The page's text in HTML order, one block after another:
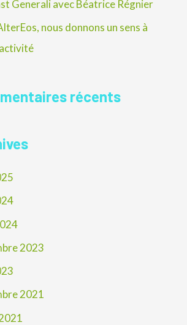
Generali avec Béatrice Régnier
nous donnons un sens à
récents
2023
2021